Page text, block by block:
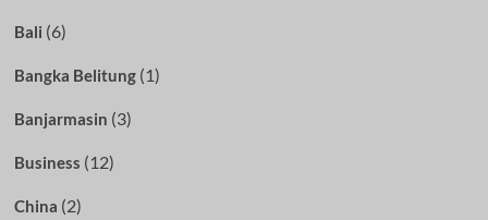
Bali (6)
Bangka Belitung(1)
Banjarmasin (3)
Business (12)
China (2)